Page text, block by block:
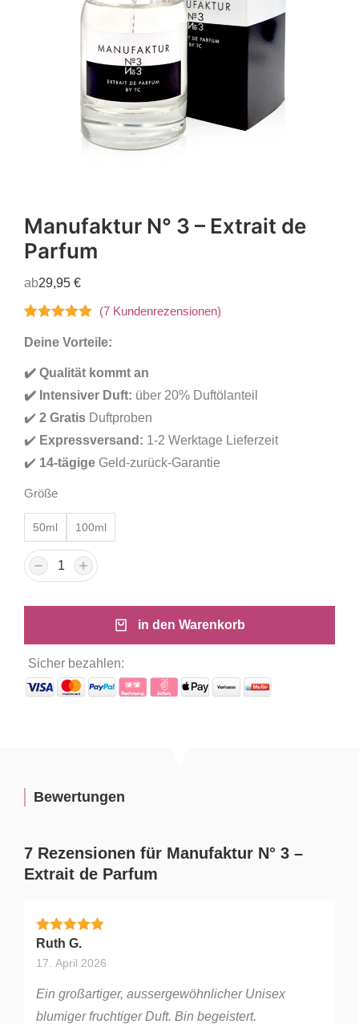
Manufaktur N° 3 – Extrait de
Parfum
ab29,95 €
5.00von 5,
auf
Kundenbewertungen
(7 Kundenrezensionen)
Deine Vorteile:
✔️ Qualität kommt an
✔️ Intensiver Duft: über 20% Duftölanteil
✔️ 2 Gratis Duftproben
✔️ Expressversand: 1-2 Werktage Lieferzeit
✔️ 14-tägige Geld-zurück-Garantie
Größe
50ml 100ml
in den Warenkorb
Sicher bezahlen:
Bewertungen
7 Rezensionen für Manufaktur N° 3 –
Extrait de Parfum
Bewertet mit
Ruth G.
17. April 2026
Ein großartiger, aussergewöhnlicher Unisex
blumiger fruchtiger Duft. Bin begeistert.